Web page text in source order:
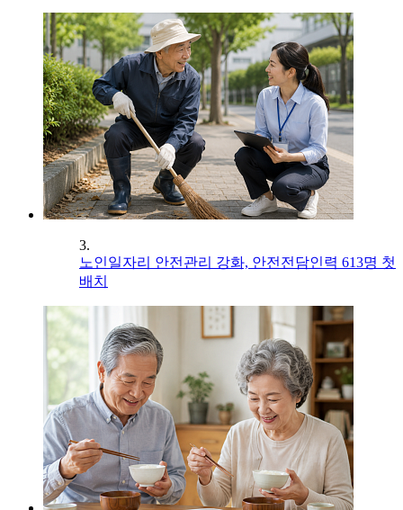
3.
노인일자리 안전관리 강화, 안전전담인력 613명 첫
배치